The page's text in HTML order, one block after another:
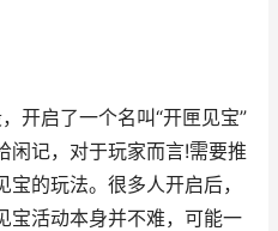
开启了一个名叫“开匣见宝”
闲记，对于玩家而言!需要推
的玩法。很多人开启后，
宝活动本身并不难，可能一